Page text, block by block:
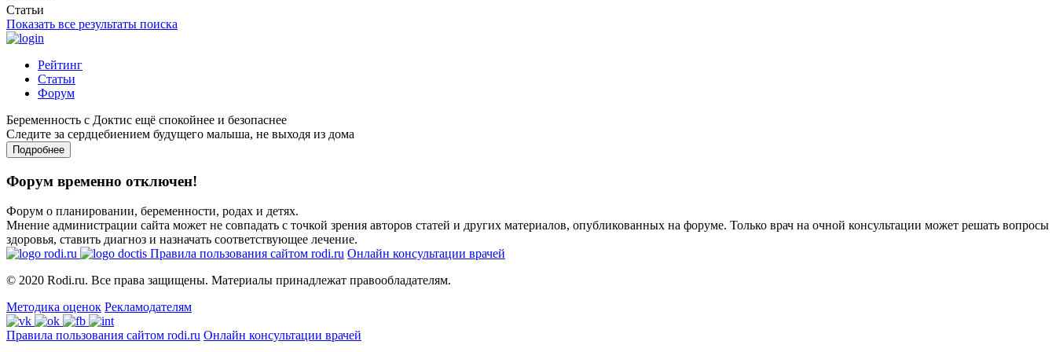
Статьи
Показать все результаты поиска
Рейтинг
Статьи
Форум
Беременность с Доктис ещё спокойнее и безопаснее
Следите за сердцебиением будущего малыша, не выходя из дома
Подробнее
Форум временно отключен!
Форум о планировании, беременности, родах и детях.
Мнение администрации сайта может не совпадать с точкой зрения авторов статей и других материалов, опубликованных на форуме. Только врач на очной консультации может решать вопросы
здоровья, ставить диагноз и назначать соответствующее лечение.
Правила пользования сайтом rodi.ru Онлайн консультации врачей
© 2020 Rodi.ru. Все права защищены. Материалы принадлежат правообладателям.
Методика оценок Рекламодателям
Правила пользования сайтом rodi.ru Онлайн консультации врачей